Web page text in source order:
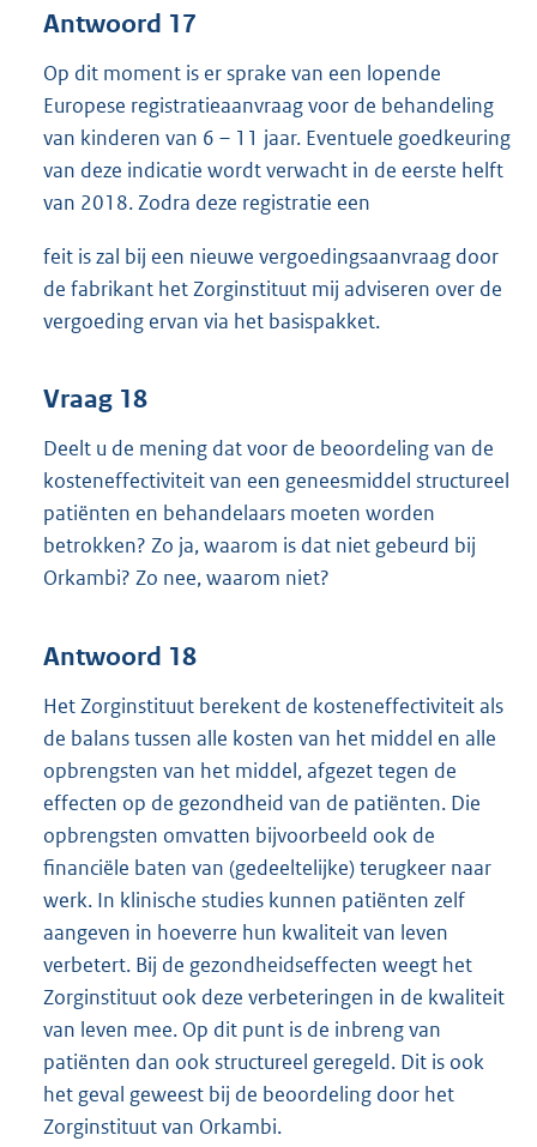
Antwoord 17
Op dit moment is er sprake van een lopende
Europese registratieaanvraag voor de behandeling
van kinderen van 6 – 11 jaar. Eventuele goedkeuring
van deze indicatie wordt verwacht in de eerste helft
van 2018. Zodra deze registratie een
feit is zal bij een nieuwe vergoedingsaanvraag door
de fabrikant het Zorginstituut mij adviseren over de
vergoeding ervan via het basispakket.
Vraag 18
Deelt u de mening dat voor de beoordeling van de
kosteneffectiviteit van een geneesmiddel structureel
patiënten en behandelaars moeten worden
betrokken? Zo ja, waarom is dat niet gebeurd bij
Orkambi? Zo nee, waarom niet?
Antwoord 18
Het Zorginstituut berekent de kosteneffectiviteit als
de balans tussen alle kosten van het middel en alle
opbrengsten van het middel, afgezet tegen de
effecten op de gezondheid van de patiënten. Die
opbrengsten omvatten bijvoorbeeld ook de
financiële baten van (gedeeltelijke) terugkeer naar
werk. In klinische studies kunnen patiënten zelf
aangeven in hoeverre hun kwaliteit van leven
verbetert. Bij de gezondheidseffecten weegt het
Zorginstituut ook deze verbeteringen in de kwaliteit
van leven mee. Op dit punt is de inbreng van
patiënten dan ook structureel geregeld. Dit is ook
het geval geweest bij de beoordeling door het
Zorginstituut van Orkambi.